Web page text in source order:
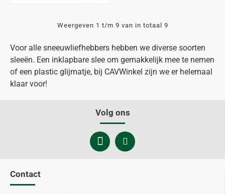
Voor alle sneeuwliefhebbers hebben we diverse soorten
sleeën. Een inklapbare slee om gemakkelijk mee te nemen
of een plastic glijmatje, bij CAVWinkel zijn we er helemaal
klaar voor!
Weergeven 1 t/m 9 van in totaal 9
Volg ons
Contact